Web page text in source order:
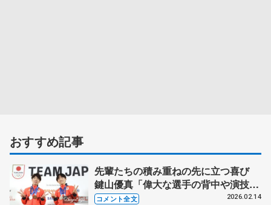
おすすめ記事
先輩たちの積み重ねの先に立つ喜び
鍵山優真「偉大な選手の背中や演技を
見て育ってきた」 【14日一夜明け会
コメント全文 2026.02.14